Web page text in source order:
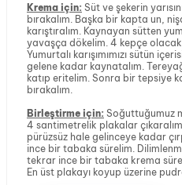
Krema için: Süt ve şekerin
bırakalım. Başka bir kapta un,
karıştıralım. Kaynayan sütten
yavaşça dökelim. 4 kepçe
Yumurtalı karışımımızı sütün
gelene kadar kaynatalım.
katıp eritelim. Sonra bir tepsiye
bırakalım.
Birleştirme için: Soğuttuğumuz
4 santimetrelik plakalar
pürüzsüz hale gelinceye kadar
ince bir tabaka sürelim.
tekrar ince bir tabaka krema
En üst plakayı koyup üzerine